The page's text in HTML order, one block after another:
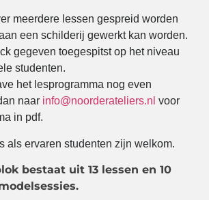
meerdere lessen gespreid worden
een schilderij gewerkt kan worden.
gegeven toegespitst op het niveau
studenten.
het lesprogramma nog even
naar info@noorderateliers.nl voor
in pdf.
als ervaren studenten zijn welkom.
bestaat uit 13 lessen en 10